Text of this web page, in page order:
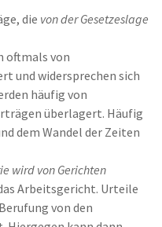
die von der Gesetzeslage
oftmals von
und widersprechen sich
häufig von
überlagert. Häufig
dem Wandel der Zeiten
wird von Gerichten
Arbeitsgericht. Urteile
von den